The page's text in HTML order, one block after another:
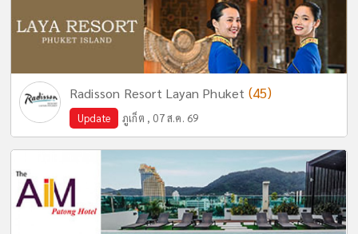
Radisson Resort Layan Phuket (45)
Update ภูเก็ต , 07 ส.ค. 69